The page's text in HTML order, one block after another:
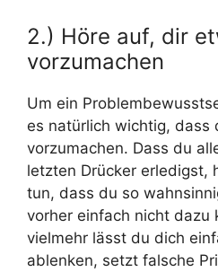
2.) Höre auf, dir
vorzumachen
Um ein
es natürlich wichtig, dass
vorzumachen. Dass du
letzten Drücker erledigst,
tun, dass du so
vorher einfach nicht dazu
vielmehr lässt du dich
ablenken, setzt falsche